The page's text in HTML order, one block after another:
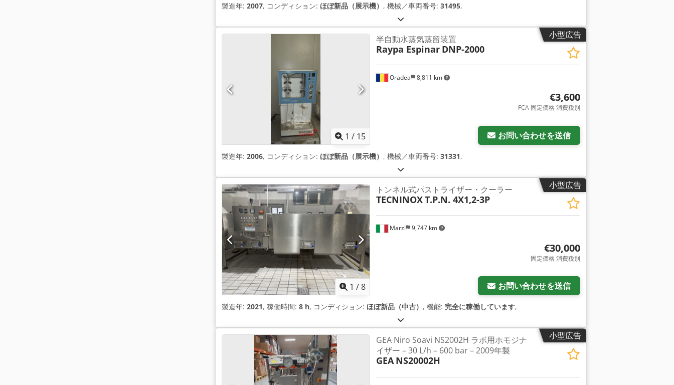
製造年: 2007, コンディション: ほぼ新品（展示機） , 機械／車両番号: 31495,
小型広告
1 / 15
Oradea 8,811 km
半自動水蒸気蒸留装置
Raypa Espinar DNP-2000
€3,600
FCA 固定価格 消費税別
お問い合わせを送信
製造年: 2006, コンディション: ほぼ新品（展示機） , 機械／車両番号: 31331,
小型広告
1 /8
Marzi 9,747 km
トンネル式パストライザー・クーラー
TECNINOXT.P.N. 4X1,2-3P
€30,000
固定価格 消費税別
お問い合わせを送信
製造年: 2021, 稼働時間: 8 h, コンディション: ほぼ新品（中古） , 機能: 完全に稼働しています,
小型広告
GEA Niro Soavi NS2002H ラボ用ホモジナ
イザー – 30 L/h – 600 bar – 2009年製
GEA NS20002H